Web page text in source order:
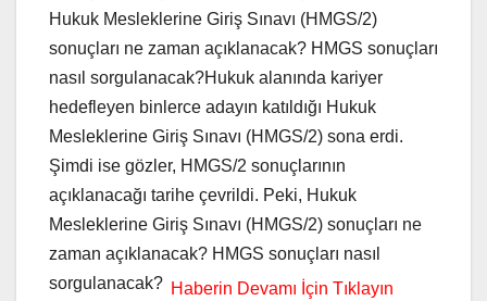
Hukuk Mesleklerine Giriş Sınavı (HMGS/2)
sonuçları ne zaman açıklanacak? HMGS sonuçları
nasıl sorgulanacak?Hukuk alanında kariyer
hedefleyen binlerce adayın katıldığı Hukuk
Mesleklerine Giriş Sınavı (HMGS/2) sona erdi.
Şimdi ise gözler, HMGS/2 sonuçlarının
açıklanacağı tarihe çevrildi. Peki, Hukuk
Mesleklerine Giriş Sınavı (HMGS/2) sonuçları ne
zaman açıklanacak? HMGS sonuçları nasıl
sorgulanacak?